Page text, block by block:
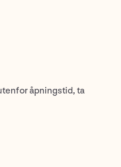
åpningstid, ta